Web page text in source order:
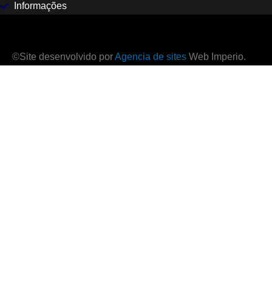
Informações
©Site desenvolvido porAgencia de sites Web Imperio.